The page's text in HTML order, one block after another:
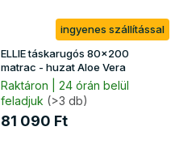
ingyenes szállítással
ELLIE táskarugós 80x200
matrac - huzat Aloe Vera
Raktáron | 24 órán belül
feladjuk (>3 db)
81 090 Ft